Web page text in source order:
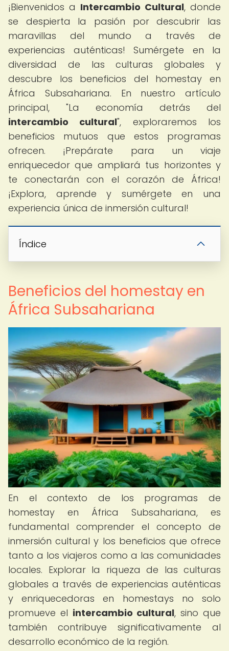
¡Bienvenidos a Intercambio Cultural, donde
se despierta la pasión por descubrir las
maravillas del mundo a través de
experiencias auténticas! Sumérgete en la
diversidad de las culturas globales y
descubre los beneficios del homestay en
África Subsahariana. En nuestro artículo
principal, "La economía detrás del
intercambio cultural", exploraremos los
beneficios mutuos que estos programas
ofrecen. ¡Prepárate para un viaje
enriquecedor que ampliará tus horizontes y
te conectarán con el corazón de África!
¡Explora, aprende y sumérgete en una
experiencia única de inmersión cultural!
Índice
Beneficios del homestay en
África Subsahariana
En el contexto de los programas de
homestay en África Subsahariana, es
fundamental comprender el concepto de
inmersión cultural y los beneficios que ofrece
tanto a los viajeros como a las comunidades
locales. Explorar la riqueza de las culturas
globales a través de experiencias auténticas
y enriquecedoras en homestays no solo
promueve el intercambio cultural, sino que
también contribuye significativamente al
desarrollo económico de la región.